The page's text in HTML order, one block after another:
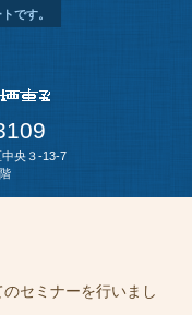
です。
央３-13-7
セミナーを行いまし